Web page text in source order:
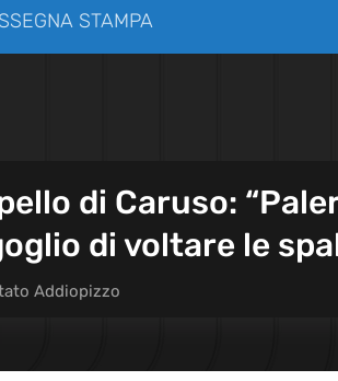
STAMPA
di Caruso:
di voltare le
Addiopizzo